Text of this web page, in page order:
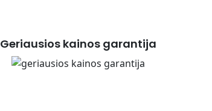
Geriausios kainos garantija